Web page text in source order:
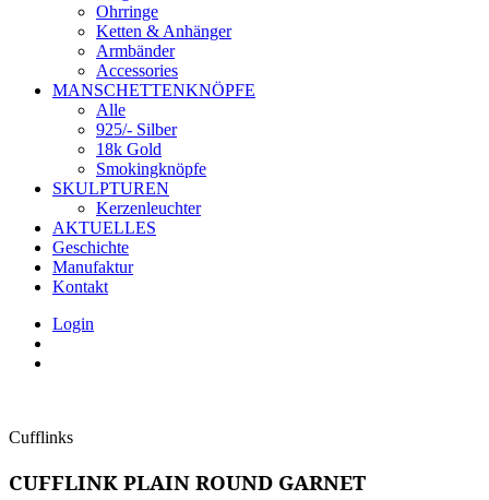
Ohrringe
Ketten & Anhänger
Armbänder
Accessories
MANSCHETTENKNÖPFE
Alle
925/- Silber
18k Gold
Smokingknöpfe
SKULPTUREN
Kerzenleuchter
AKTUELLES
Geschichte
Manufaktur
Kontakt
Login
Cufflinks
CUFFLINK PLAIN ROUND GARNET